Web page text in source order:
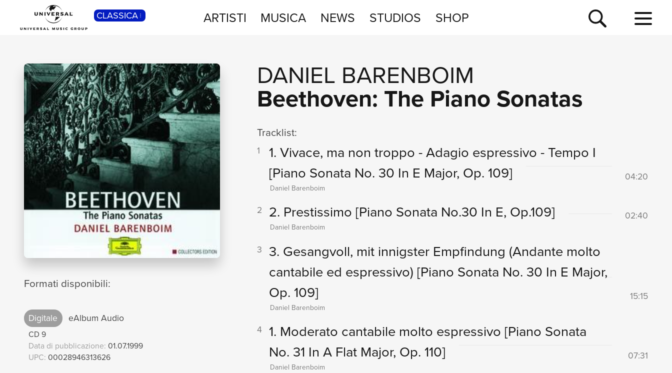
CLASSICA ARTISTI MUSICA NEWS STUDIOS SHOP
Formati disponibili:
Digitale eAlbum Audio
CD 9
Data di pubblicazione: 01.07.1999
UPC: 00028946313626
DANIEL BARENBOIM
Beethoven: The Piano Sonatas
Tracklist:
1
1. Vivace, ma non troppo - Adagio espressivo - Tempo I
[Piano Sonata No. 30 In E Major, Op. 109]
04:20
Daniel Barenboim
2 2. Prestissimo [Piano Sonata No.30 In E, Op.109] 02:40
Daniel Barenboim
3
3. Gesangvoll, mit innigster Empfindung (Andante molto
cantabile ed espressivo) [Piano Sonata No. 30 In E Major,
Op. 109]
15:15
Daniel Barenboim
4 1. Moderato cantabile molto espressivo [Piano Sonata
No. 31 In A Flat Major, Op. 110]
07:31
Daniel Barenboim
POP
SHOP
NEWS